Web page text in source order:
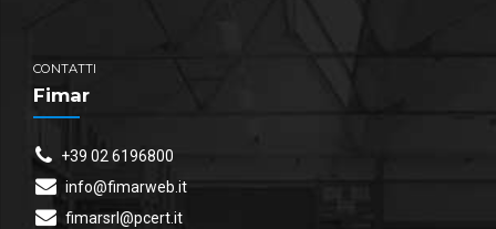
CONTATTI
Fimar
+39 02 6196800
info@fimarweb.it
fimarsrl@pcert.it